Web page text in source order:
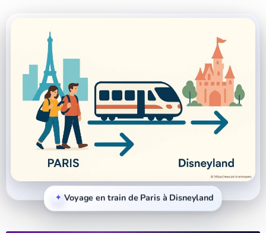
Voyage en train de Paris à Disneyland